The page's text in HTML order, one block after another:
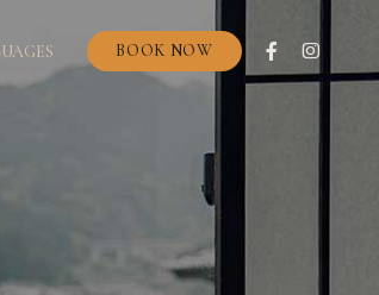
BOOK NOW
アフタヌーンティー